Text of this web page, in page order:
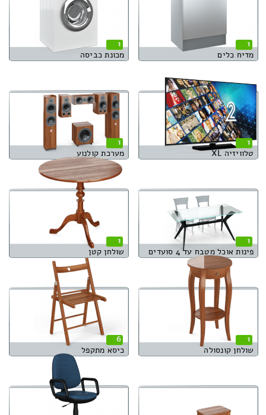
1
מדיח כלים
1
מכונת כביסה
1
טלוויזיה XL
1
מערכת קולנוע
1
פינות אוכל מטבח עד 4 סועדים
1
שולחן קטן
1
שולחן קונסולה
6
כיסא מתקפל